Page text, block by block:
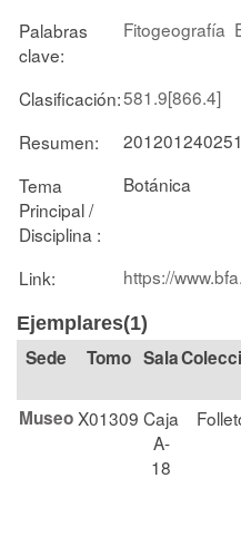
Palabras
clave:
Fitogeografía
Clasificación:581.9[866.4]
Resumen:
Tema
Principal /
Disciplina :
Botánica
Link: https://
Ejemplares(1)
Tomo Sala
MuseoX01309 Caja
A-
18